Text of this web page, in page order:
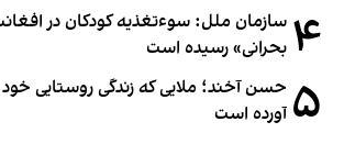
۴ سازمان ملل: سوء‌تغذیه کودکان در
بحرانی» رسیده است
۵ حسن آخند؛ ملایی که زندگی روستایی خود
آورده است